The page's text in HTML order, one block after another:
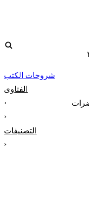
شروحات الكتب
الفتاوى
‹
‹
التصنيفات
‹